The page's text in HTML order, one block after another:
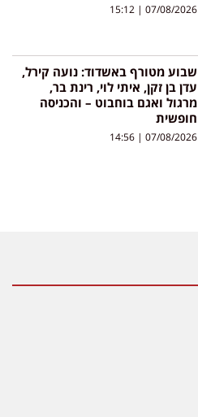
07/08/2026
שבוע מטורף באשדוד: נועה קירל,
עדן בן זקן, איתי לוי, רינת בר,
מרגול ואגם בוחבוט – והכניסה
חופשית
07/08/2026